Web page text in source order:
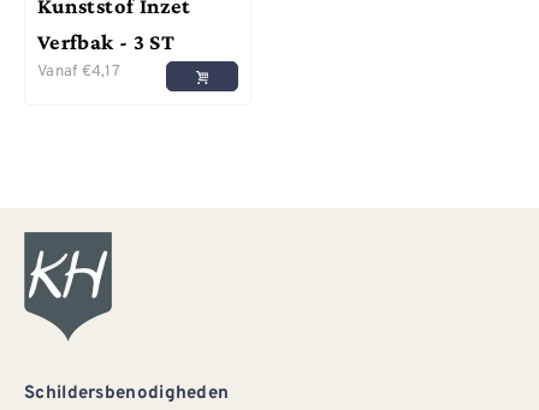
Kunststof Inzet
Verfbak - 3 ST
Vanaf €4,17
Schildersbenodigheden